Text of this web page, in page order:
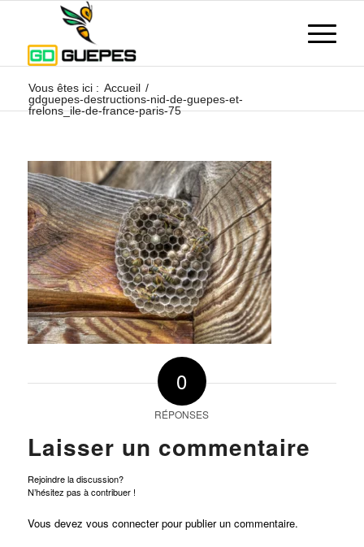
Vous êtes ici : Accueil /
gdguepes-destructions-nid-de-guepes-et-
frelons_ile-de-france-paris-75
0
RÉPONSES
Laisser un commentaire
Rejoindre la discussion?
N’hésitez pas à contribuer !
Vous devez vous connecterpour publier un commentaire.